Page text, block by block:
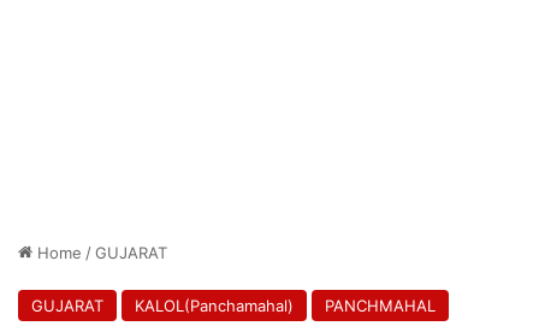
Home /GUJARAT
GUJARAT KALOL(Panchamahal) PANCHMAHAL